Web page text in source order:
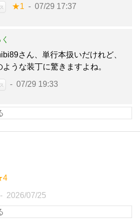
★1 07/29 17:37
さん、単行本扱いだけれど、
ような装丁に驚きますよね。
07/29 19:33
2026/07/25